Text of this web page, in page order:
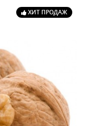
ХИТ ПРОДАЖ